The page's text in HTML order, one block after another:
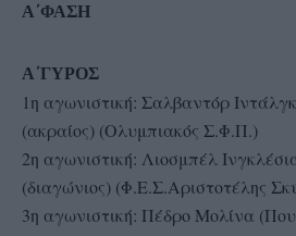
Α΄ΦΑΣΗ
Α΄ΓΥΡΟΣ
1η αγωνιστική: Σαλβαντόρ
(ακραίος) (Ολυμπιακός Σ.Φ.Π.)
2η αγωνιστική: Λιοσμπέλ
(διαγώνιος) (Φ.Ε.Σ.Αριστοτέλης
3η αγωνιστική: Πέδρο Μολίνα